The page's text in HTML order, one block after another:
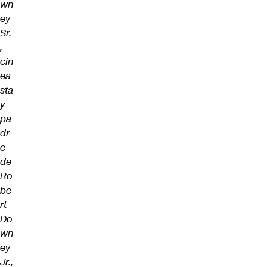
wn
ey
Sr.
,
cin
ea
sta
y
pa
dr
e
de
Ro
be
rt
Do
wn
ey
Jr.,